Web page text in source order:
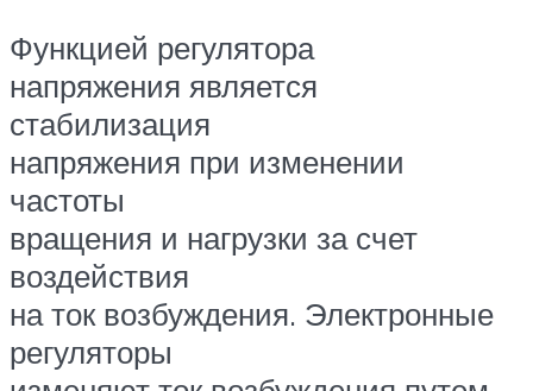
Функцией регулятора
напряжения является
стабилизация
напряжения при изменении
частоты
вращения и нагрузки за счет
воздействия
на ток возбуждения. Электронные
регуляторы